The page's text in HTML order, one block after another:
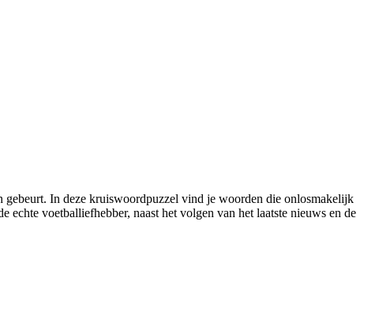
gebeurt. In deze kruiswoordpuzzel vind je woorden die onlosmakelijk
voetballiefhebber, naast het volgen van het laatste nieuws en de